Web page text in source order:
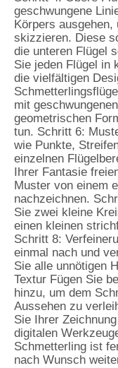
geschwungene
Körpers ausgehen,
skizzieren. Diese
die unteren Flügel
Sie jeden Flügel in
die vielfältigen
mit
geometrischen
tun. Schritt 6:
wie Punkte,
einzelnen
Ihrer Fantasie
Muster von einem
nachzeichnen.
Sie zwei kleine
einen kleinen
Schritt 8:
einmal nach und
Sie alle unnötigen
Textur Fügen Sie
hinzu, um dem
Aussehen zu
Sie Ihrer
digitalen
Schmetterling ist
nach Wunsch